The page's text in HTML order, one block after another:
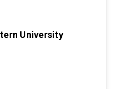
University